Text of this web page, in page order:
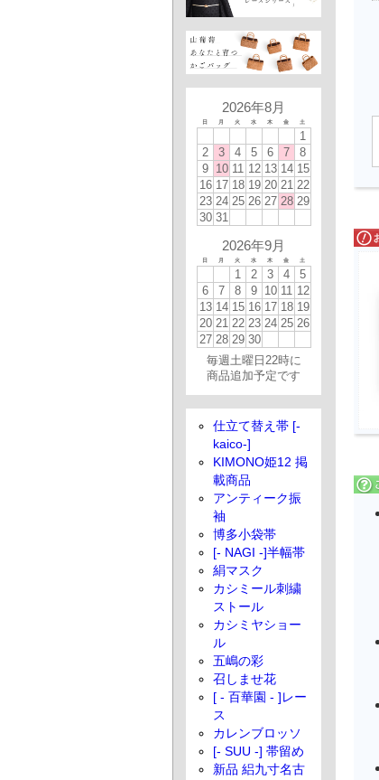
2026年8月
日 月 火 水 木 金 土
1
2
3 4 5 6 7
8
9 10 11 12 13 14 15
16 17 18 19 20 21 22
23 24 25 26 27 28 29
30 31
2026年9月
日 月 火 水 木 金 土
1 2 3 4
5
6
7 8 9 10 11 12
13 14 15 16 17 18 19
20 21 22 23 24 25 26
27 28 29 30
毎週土曜日22時に
商品追加予定です
仕立て替え帯 [-
kaico-]
KIMONO姫12 掲
載商品
アンティーク振
袖
博多小袋帯
[- NAGI -]半幅帯
絹マスク
カシミール刺繍
ストール
カシミヤショー
ル
五嶋の彩
召しませ花
[ - 百華園 - ]レー
ス
カレンブロッソ
[- SUU -] 帯留め
新品 絽九寸名古